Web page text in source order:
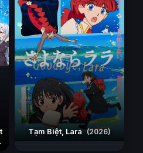
Tạm Biệt, Lara (2026)